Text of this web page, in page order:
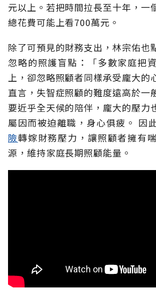
元以上。若把時間拉長至十年，一
總花費可能上看700萬元。
除了可預見的財務支出，林宗佑也
忽略的照護盲點：「多數家庭把
上，卻忽略照顧者同樣承受龐大的
直言，失智症照顧的難度遠高於一
要近乎全天候的陪伴，龐大的壓力
屬因而被迫離職，身心俱疲。 因
險轉嫁財務壓力，讓照顧者擁有
源，維持家庭長期照顧能量。